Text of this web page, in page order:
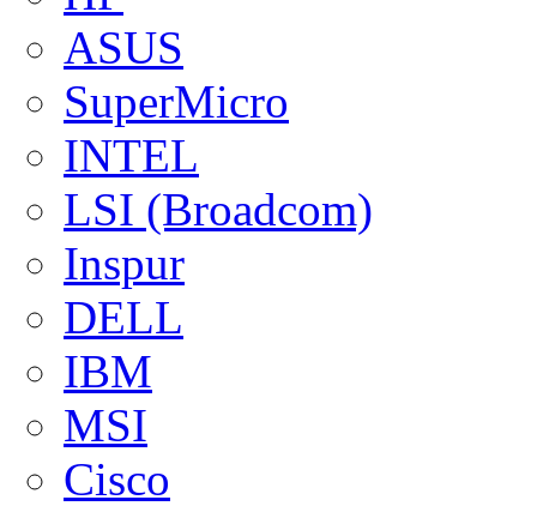
ASUS
SuperMicro
INTEL
LSI (Broadcom)
Inspur
DELL
IBM
MSI
Cisco